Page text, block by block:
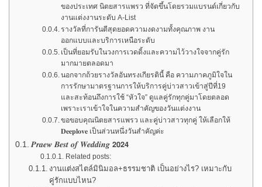
ของประเทศ นิตยสารแพรว ที่จัดขึ้นโดยรวมแบรนด์เกี่ยวกับ
งานแต่งงานระดับ A-List
รางวัลที่การันตีสุดยอดความงดงามทั้งคุณภาพ งาน
ออกแบบและบริการเหนือระดับ
เป็นที่ยอมรับในวงการเวดดิ้งและความไว้วางใจจากคู่รัก
มากมายตลอดมา
นอกจากถ้วยรางวัลอันทรงเกียรตินี้ คือ ความภาคภูมิใจใน
การรักษามาตรฐานการให้บริการคู่บ่าวสาวเข้าสู่ปีที่19
และสะท้อนถึงการใช้ “หัวใจ” ดูแลคู่รักทุกคู่มาโดยตลอด
เพราะเราเข้าใจในความสำคัญของวันแต่งงาน
ขอขอบคุณนิตยสารแพรว และคู่บ่าวสาวทุกคู่ ให้เลือกให้
𝐃𝐞𝐞𝐩𝐥𝐨𝐯𝐞 เป็นส่วนหนึ่งวันสำคัญค่ะ
𝑷𝒓𝒂𝒆𝒘 𝑩𝒆𝒔𝒕 𝒐𝒇 𝑾𝒆𝒅𝒅𝒊𝒏𝒈 𝟮𝟬𝟮𝟰
Related posts:
งานแต่งสไตล์มินิมอล+ธรรมชาติ เป็นอย่างไร? เหมาะกับ
คู่รักแบบไหน?